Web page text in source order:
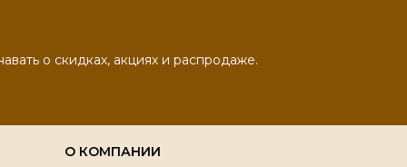
о скидках, акциях и распродаже.
О КОМПАНИИ